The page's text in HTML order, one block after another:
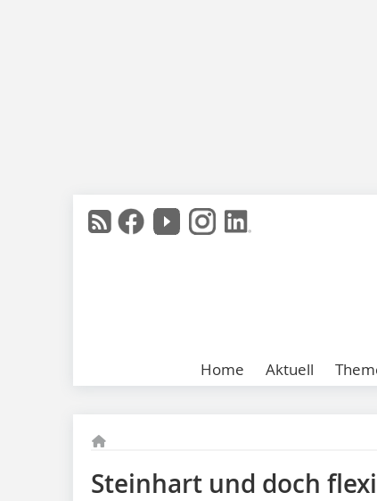
Home Aktuell
Steinhart und doch